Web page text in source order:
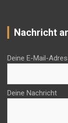
Nachricht
Deine E-Mail-
Deine Nachricht